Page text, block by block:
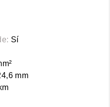
Sí
mm